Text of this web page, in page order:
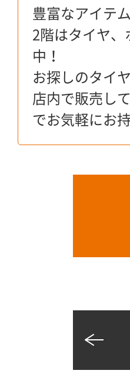
豊富なアイテ
2階はタイヤ、
中！
お探しのタイ
店内で販売し
でお気軽にお